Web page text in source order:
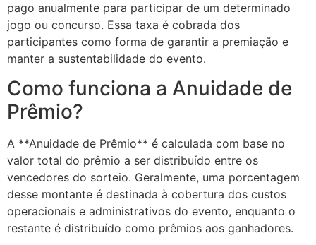
pago anualmente para participar de um determinado
jogo ou concurso. Essa taxa é cobrada dos
participantes como forma de garantir a premiação e
manter a sustentabilidade do evento.
Como funciona a Anuidade de
Prêmio?
A **Anuidade de Prêmio** é calculada com base no
valor total do prêmio a ser distribuído entre os
vencedores do sorteio. Geralmente, uma porcentagem
desse montante é destinada à cobertura dos custos
operacionais e administrativos do evento, enquanto o
restante é distribuído como prêmios aos ganhadores.